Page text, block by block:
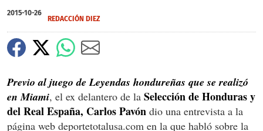
2015-10-26
REDACCIÓN DIEZ
Previo al juego de Leyendas hondureñas que se realizó
en Miami, el ex delantero de la Selección de Honduras y
del Real España, Carlos Pavón dio una entrevista a la
página web deportetotalusa.com en la que habló sobre la